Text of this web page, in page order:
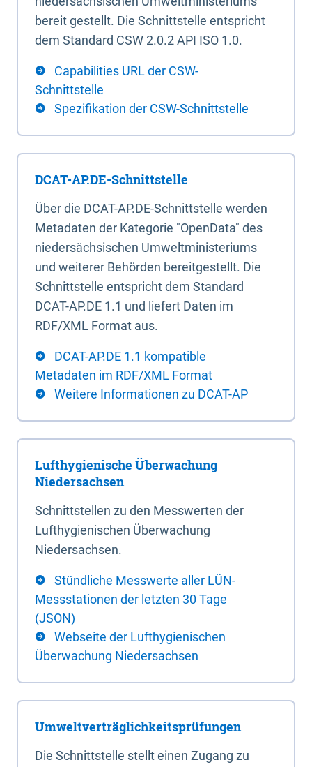
bereit gestellt. Die Schnittstelle entspricht
dem Standard CSW 2.0.2 API ISO 1.0.
Capabilities URL der CSW-
Schnittstelle
Spezifikation der CSW-Schnittstelle
DCAT-AP.DE-Schnittstelle
Über die DCAT-AP.DE-Schnittstelle werden
Metadaten der Kategorie "OpenData" des
niedersächsischen Umweltministeriums
und weiterer Behörden bereitgestellt. Die
Schnittstelle entspricht dem Standard
DCAT-AP.DE 1.1 und liefert Daten im
RDF/XML Format aus.
DCAT-AP.DE 1.1 kompatible
Metadaten im RDF/XML Format
Weitere Informationen zu DCAT-AP
Lufthygienische Überwachung
Niedersachsen
Schnittstellen zu den Messwerten der
Lufthygienischen Überwachung
Niedersachsen.
Stündliche Messwerte aller LÜN-
Messstationen der letzten 30 Tage
(JSON)
Webseite der Lufthygienischen
Überwachung Niedersachsen
Umweltverträglichkeitsprüfungen
Die Schnittstelle stellt einen Zugang zu